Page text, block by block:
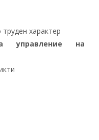
характер
управление на